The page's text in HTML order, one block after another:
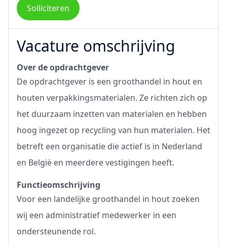
Solliciteren
Vacature omschrijving
Over de opdrachtgever
De opdrachtgever is een groothandel in hout en
houten verpakkingsmaterialen. Ze richten zich op
het duurzaam inzetten van materialen en hebben
hoog ingezet op recycling van hun materialen. Het
betreft een organisatie die actief is in Nederland
en België en meerdere vestigingen heeft.
Functieomschrijving
Voor een landelijke groothandel in hout zoeken
wij een administratief medewerker in een
ondersteunende rol.